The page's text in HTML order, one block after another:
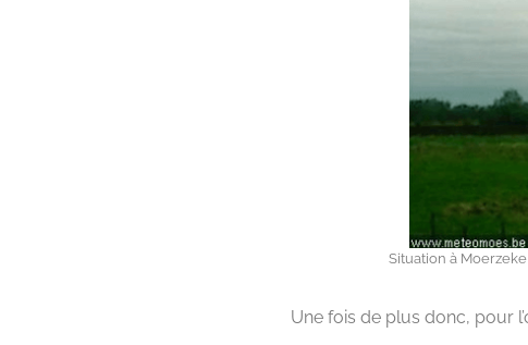
Situation à
Une fois de plus donc, pour